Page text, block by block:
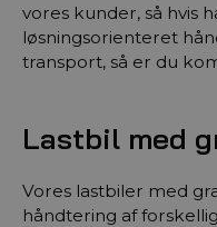
vores kunder, så hvis
løsningsorienteret
transport, så er du
Lastbil med
Vores lastbiler med
håndtering af